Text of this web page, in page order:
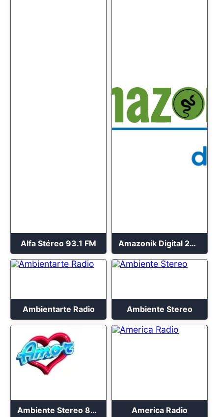
Alfa Stéreo 93.1 FM Amazonik Digital 2023
Ambientarte Radio Ambiente Stereo
Ambiente Stereo 88.4 FM America Radio